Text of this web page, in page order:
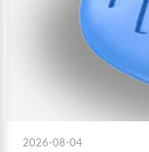
2026-08-04